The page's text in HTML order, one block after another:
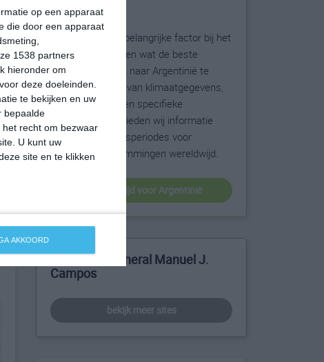
op een apparaat
die door een apparaat
1538 partners
hieronder om
deze doeleinden.
te bekijken en uw
bepaalde
recht om bezwaar
U kunt uw
site en te klikken
AKKOORD
Beste reistijd
Het weer is een belangrijke factor bij het
reizen. Wil je weten wat de beste
maanden zijn om naar Argentinië te
reizen? Op basis van klimaatgegevens,
weersextremen en specifieke
weerinformatie bieden wij informatie
over de beste reisperiodes voor
duizenden bestemmingen wereldwijd.
beste reistijd voor Argentinië
Meer over General Manuel J.
Campos
bekijk meer sites